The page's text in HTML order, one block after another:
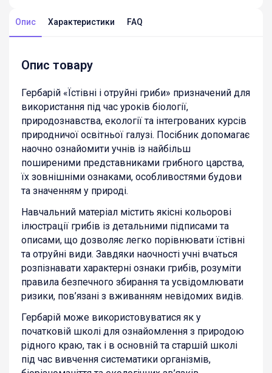
Опис Характеристики FAQ
Опис товару
Гербарій «Їстівні і отруйні гриби» призначений для
використання під час уроків біології,
природознавства, екології та інтегрованих курсів
природничої освітньої галузі. Посібник допомагає
наочно ознайомити учнів із найбільш
поширеними представниками грибного царства,
їх зовнішніми ознаками, особливостями будови
та значенням у природі.
Навчальний матеріал містить якісні кольорові
ілюстрації грибів із детальними підписами та
описами, що дозволяє легко порівнювати їстівні
та отруйні види. Завдяки наочності учні вчаться
розпізнавати характерні ознаки грибів, розуміти
правила безпечного збирання та усвідомлювати
ризики, пов’язані з вживанням невідомих видів.
Гербарій може використовуватися як у
початковій школі для ознайомлення з природою
рідного краю, так і в основній та старшій школі
під час вивчення систематики організмів,